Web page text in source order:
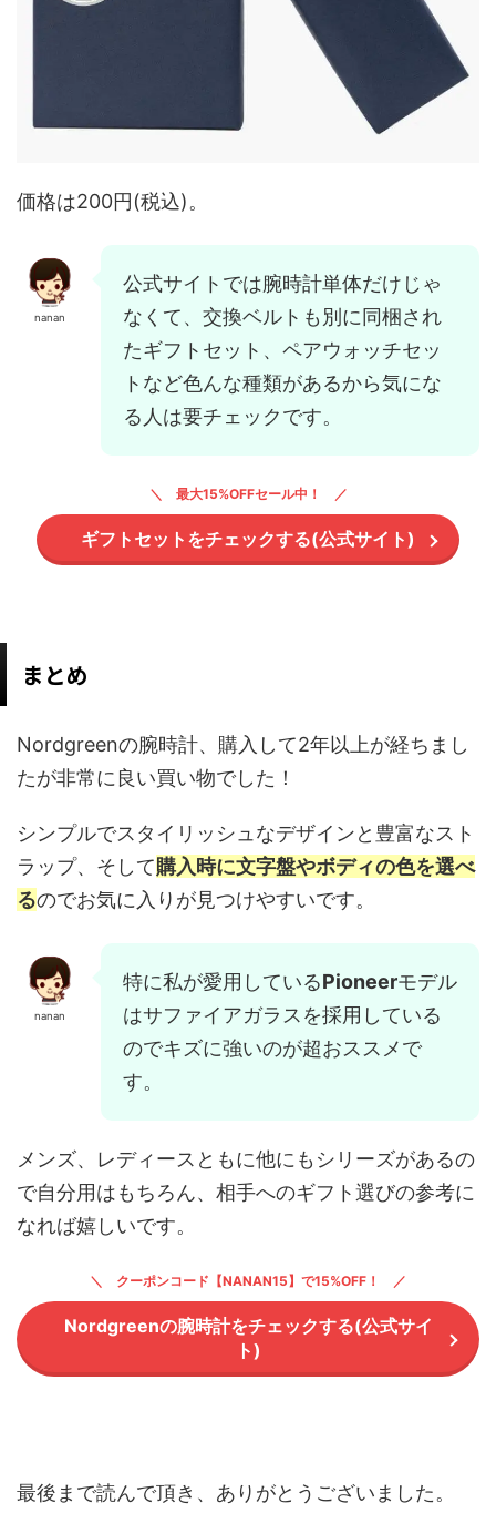
価格は200円(税込)。
nanan
公式サイトでは腕時計単体だけじゃ
なくて、交換ベルトも別に同梱され
たギフトセット、ペアウォッチセッ
トなど色んな種類があるから気にな
る人は要チェックです。
最大15%OFFセール中！
ギフトセットをチェックする(公式サイト)
まとめ
Nordgreenの腕時計、購入して2年以上が経ちまし
たが非常に良い買い物でした！
シンプルでスタイリッシュなデザインと豊富なスト
ラップ、そして購入時に文字盤やボディの色を選べ
るのでお気に入りが見つけやすいです。
nanan
特に私が愛用しているPioneerモデル
はサファイアガラスを採用している
のでキズに強いのが超おススメで
す。
メンズ、レディースともに他にもシリーズがあるの
で自分用はもちろん、相手へのギフト選びの参考に
なれば嬉しいです。
クーポンコード【NANAN15】で15%OFF！
Nordgreenの腕時計をチェックする(公式サイ
ト)
最後まで読んで頂き、ありがとうございました。